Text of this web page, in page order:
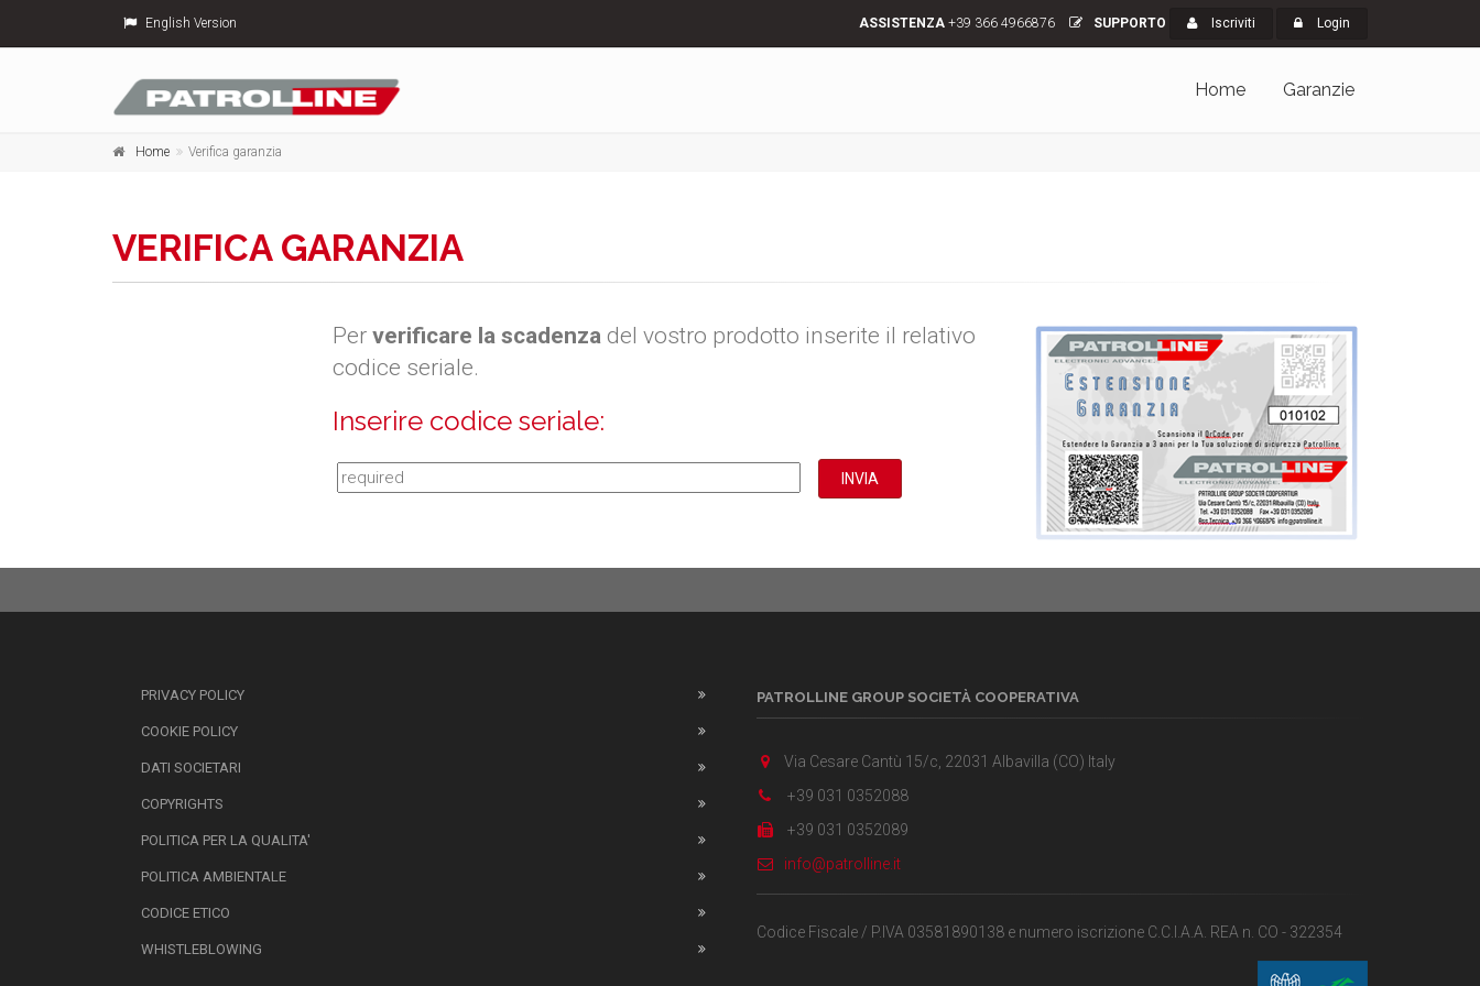
English Version ASSISTENZA +39 366 4966876 SUPPORTO Iscriviti Login
Home Garanzie
Home Verifica garanzia
VERIFICA GARANZIA
Per verificare la scadenza del vostro prodotto inserite il relativo
codice seriale.
Inserire codice seriale:
PRIVACY POLICY
COOKIE POLICY
DATI SOCIETARI
COPYRIGHTS
POLITICA PER LA QUALITA'
POLITICA AMBIENTALE
CODICE ETICO
WHISTLEBLOWING
PATROLLINE GROUP SOCIETÀ COOPERATIVA
Via Cesare Cantù 15/c, 22031 Albavilla (CO) Italy
+39 031 0352088
+39 031 0352089
info@patrolline.it
Codice Fiscale / P.IVA 03581890138 e numero iscrizione C.C.I.A.A. REA n. CO - 322354